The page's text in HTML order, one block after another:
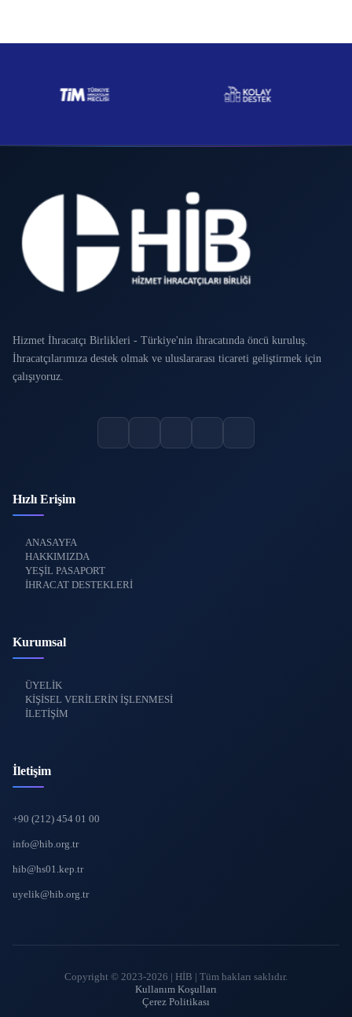
Hizmet İhracatçı Birlikleri - Türkiye'nin ihracatında öncü kuruluş.
İhracatçılarımıza destek olmak ve uluslararası ticareti geliştirmek için
çalışıyoruz.
Hızlı Erişim
ANASAYFA
HAKKIMIZDA
YEŞİL PASAPORT
İHRACAT DESTEKLERİ
Kurumsal
ÜYELİK
KİŞİSEL VERİLERİN İŞLENMESİ
İLETİŞİM
İletişim
+90 (212) 454 01 00
info@hib.org.tr
hib@hs01.kep.tr
uyelik@hib.org.tr
Copyright © 2023-2026 | HİB | Tüm hakları saklıdır.
Kullanım Koşulları
Çerez Politikası